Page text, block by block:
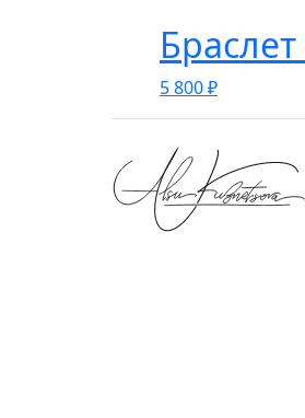
5 800₽